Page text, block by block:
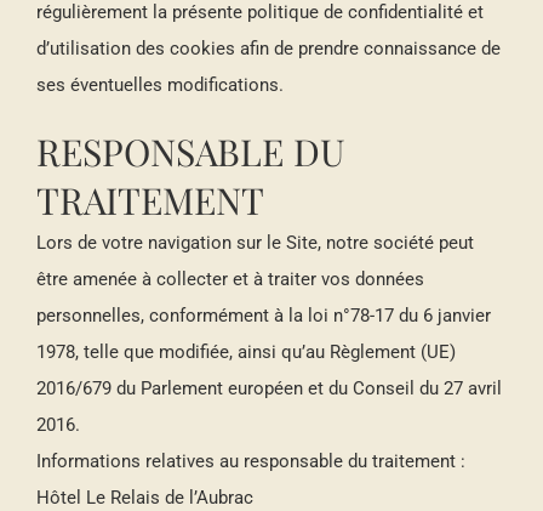
régulièrement la présente politique de confidentialité et
d’utilisation des cookies afin de prendre connaissance de
ses éventuelles modifications.
RESPONSABLE DU
TRAITEMENT
Lors de votre navigation sur le Site, notre société peut
être amenée à collecter et à traiter vos données
personnelles, conformément à la loi n°78-17 du 6 janvier
1978, telle que modifiée, ainsi qu’au Règlement (UE)
2016/679 du Parlement européen et du Conseil du 27 avril
2016.
Informations relatives au responsable du traitement :
Hôtel Le Relais de l’Aubrac